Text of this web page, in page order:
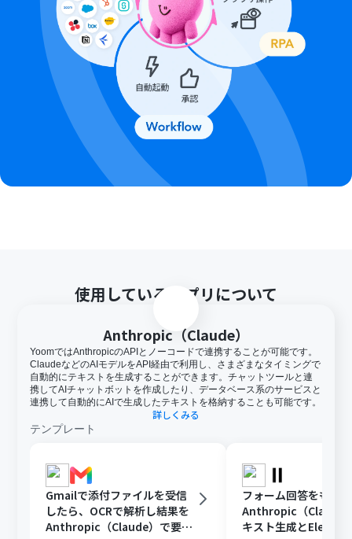
使用しているアプリについて
Anthropic（Claude）
YoomではAnthropicのAPIとノーコードで連携することが可能です。
ClaudeなどのAIモデルをAPI経由で利用し、さまざまなタイミングで
自動的にテキストを生成することができます。チャットツールと連
携してAIチャットボットを作成したり、データベース系のサービスと
連携して自動的にAIで生成したテキストを格納することも可能です。
詳しくみる
テンプレート
Gmailで添付ファイルを受信
したら、OCRで解析し結果を
Anthropic（Claude）で要約
フォーム回答をもと
Anthropic（Claude
キスト生成と